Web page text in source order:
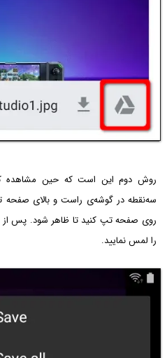
روش دوم این است که حین مشاهده
سه‌نقطه در گوشه‌ی راست و بالای صفحه
را لمس نمایید.